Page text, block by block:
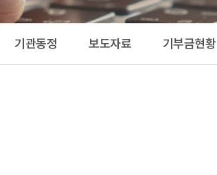
공고 지원하기
기관동정 보도자료 기부금현황